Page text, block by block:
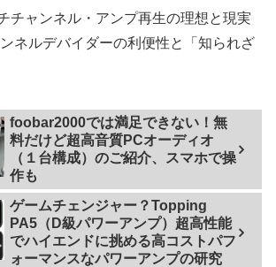
チャンネル・アンプ再生の理想と現実
ネルデバイダーの利便性と「知られざ
foobar2000では満足できない！無
料だけど超高音質PCオーディオ
（１台構成）のご紹介、スマホで操
作も
ゲームチェンジャー？Topping
PA5（D級パワーアンプ）超高性能
でハイエンドに挑める高コストパフ
ォーマンスなパワーアンプの研究